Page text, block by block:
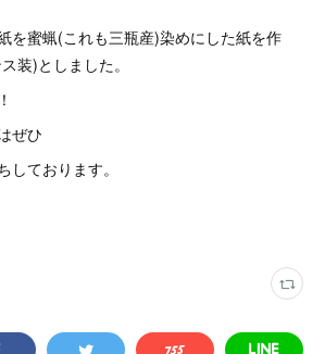
を蜜蝋(これも三瓶産)染めにした紙を作
装)としました。
ぜひ
しております。